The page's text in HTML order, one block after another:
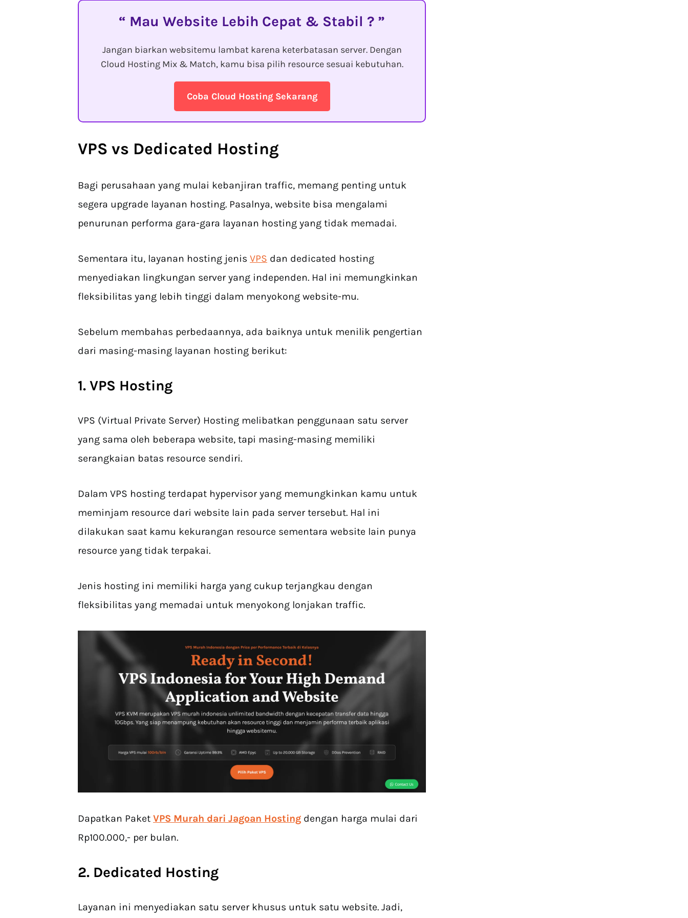
Mau Website Lebih Cepat & Stabil ?
Jangan biarkan websitemu lambat karena keterbatasan server. Dengan
Cloud Hosting Mix & Match, kamu bisa pilih resource sesuai kebutuhan.
Coba Cloud Hosting Sekarang
VPS vs Dedicated Hosting
Bagi perusahaan yang mulai kebanjiran traffic, memang penting untuk
segera upgrade layanan hosting. Pasalnya, website bisa mengalami
penurunan performa gara-gara layanan hosting yang tidak memadai.
Sementara itu, layanan hosting jenis VPS dan dedicated hosting
menyediakan lingkungan server yang independen. Hal ini memungkinkan
fleksibilitas yang lebih tinggi dalam menyokong website-mu.
Sebelum membahas perbedaannya, ada baiknya untuk menilik pengertian
dari masing-masing layanan hosting berikut:
1. VPS Hosting
VPS (Virtual Private Server) Hosting melibatkan penggunaan satu server
yang sama oleh beberapa website, tapi masing-masing memiliki
serangkaian batas resource sendiri.
Dalam VPS hosting terdapat hypervisor yang memungkinkan kamu untuk
meminjam resource dari website lain pada server tersebut. Hal ini
dilakukan saat kamu kekurangan resource sementara website lain punya
resource yang tidak terpakai.
Jenis hosting ini memiliki harga yang cukup terjangkau dengan
fleksibilitas yang memadai untuk menyokong lonjakan traffic.
Dapatkan Paket VPS Murah dari Jagoan Hosting dengan harga mulai dari
Rp100.000,- per bulan.
2. Dedicated Hosting
Layanan ini menyediakan satu server khusus untuk satu website. Jadi,